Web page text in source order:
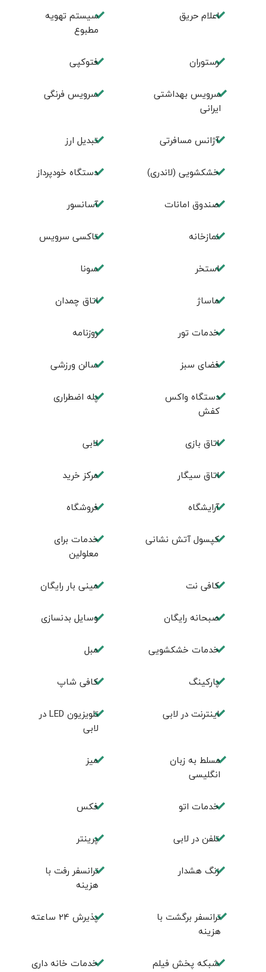
اعلام حریق
سیستم تهویه
مطبوع
رستوران فتوکپی
سرویس بهداشتی
ایرانی
سرویس فرنگی
آژانس مسافرتی تبديل ارز
خشکشویی (لاندری) دستگاه خودپرداز
صندوق امانات آسانسور
نمازخانه تاکسی سرویس
استخر سونا
ماساژ اتاق چمدان
خدمات تور روزنامه
فضای سبز سالن ورزشی
دستگاه واکس
کفش
پله اضطراری
اتاق بازی لابی
اتاق سیگار مرکز خرید
آرایشگاه فروشگاه
کپسول آتش نشانی
خدمات برای
معلولین
کافی نت مینی بار رایگان
صبحانه رایگان وسایل بدنسازی
خدمات خشکشویی مبل
پاركينگ كافی شاپ
اينترنت در لابی
تلويزيون LED در
لابی
مسلط به زبان
انگليسی
ميز
خدمات اتو فكس
تلفن در لابی پرینتر
زنگ هشدار
ترانسفر رفت با
هزینه
ترانسفر برگشت با
هزینه
پذیرش 24 ساعته
شبکه پخش فیلم خدمات خانه داری